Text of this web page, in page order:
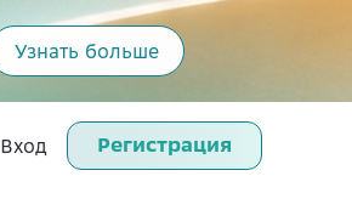
Узнать больше
Вход Регистрация